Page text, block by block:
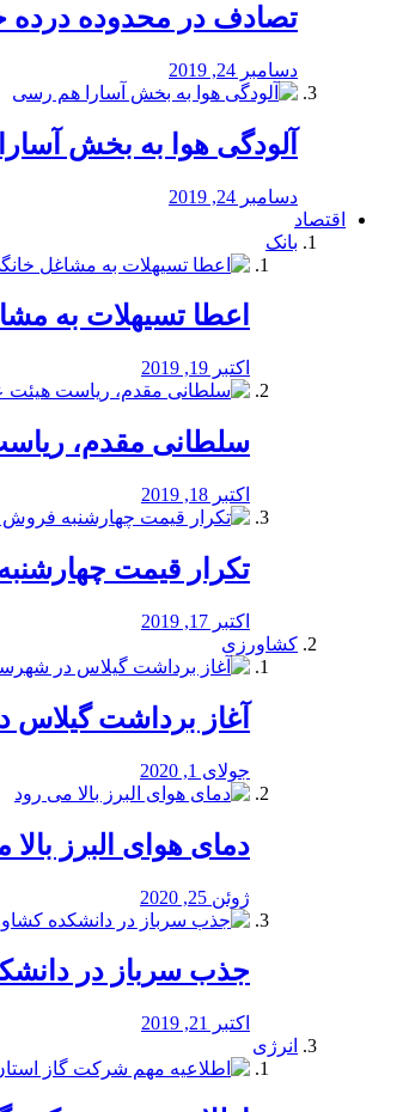
تصادف در محدوده درده
دسامبر 24, 2019
آلودگی هوا به بخش
دسامبر 24, 2019
اقتصاد
بانک
️اعطا تسیهلات به
اکتبر 19, 2019
سلطانی مقدم،
اکتبر 18, 2019
تکرار قیمت چهارشنبه
اکتبر 17, 2019
کشاورزی
آغاز برداشت گیلاس
جولای 1, 2020
دمای هوای البرز
ژوئن 25, 2020
جذب سرباز در
اکتبر 21, 2019
انرژی